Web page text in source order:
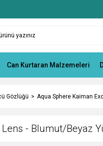
Can Kurtaran Malzemeleri
Gözlüğü Aqua Sphere Kaiman
- Blumut/Beyaz